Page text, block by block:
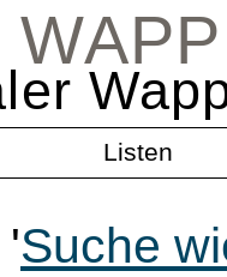
Listen
'Suche